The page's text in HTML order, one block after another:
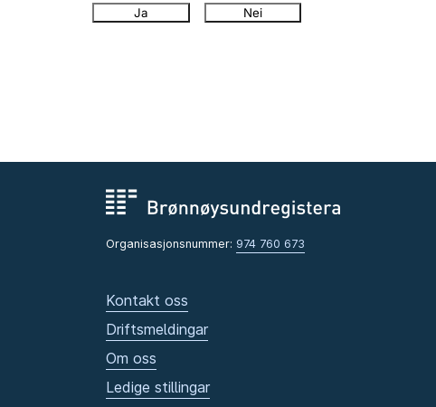
Ja Nei
Organisasjonsnummer: 974 760 673
Kontakt oss
Driftsmeldingar
Om oss
Ledige stillingar